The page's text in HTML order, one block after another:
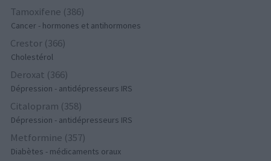
Tamoxifene (386)
Cancer - hormones et antihormones
Crestor (366)
Cholestérol
Deroxat (366)
Dépression - antidépresseurs IRS
Citalopram (358)
Dépression - antidépresseurs IRS
Metformine (357)
Diabètes - médicaments oraux